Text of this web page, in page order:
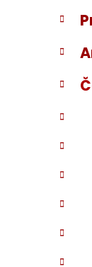
B
č
ý
a
n
l
K
a
t
e
ó
i